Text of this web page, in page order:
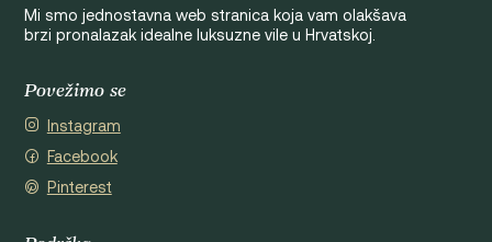
Mi smo jednostavna web stranica koja vam olakšava
brzi pronalazak idealne luksuzne vile u Hrvatskoj.
Povežimo se
Instagram
Facebook
Pinterest